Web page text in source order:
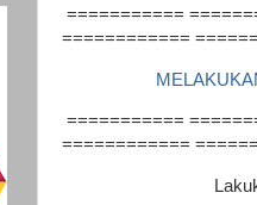
===========
============
===========
============